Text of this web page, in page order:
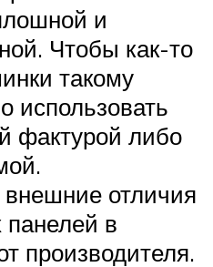
и
Чтобы как-то
такому
использовать
фактурой либо
внешние отличия
панелей в
производителя.